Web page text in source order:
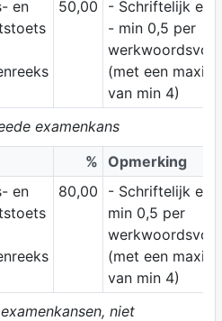
en
50,00
- Schriftelijk
- min 0,5 per
(met een
van min 4)
examenkans
% Opmerking
en
80,00
- Schriftelijk
min 0,5 per
(met een
van min 4)
niet